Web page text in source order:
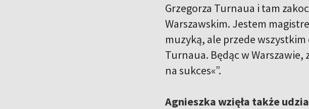
Grzegorza Turnaua i tam
Warszawskim. Jestem
muzyką, ale przede
Turnaua. Będąc w Warszawie,
na sukces«”.
Agnieszka wzięła także